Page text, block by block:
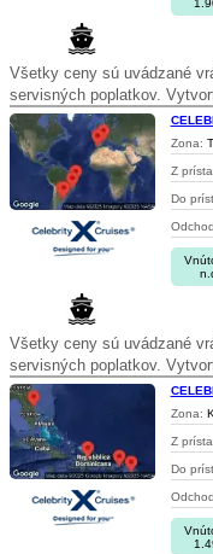
Všetky ceny sú uvádzané
servisných poplatkov.
Zona:
Z
Do
Všetky ceny sú uvádzané
servisných poplatkov.
Zona:
Z
Do